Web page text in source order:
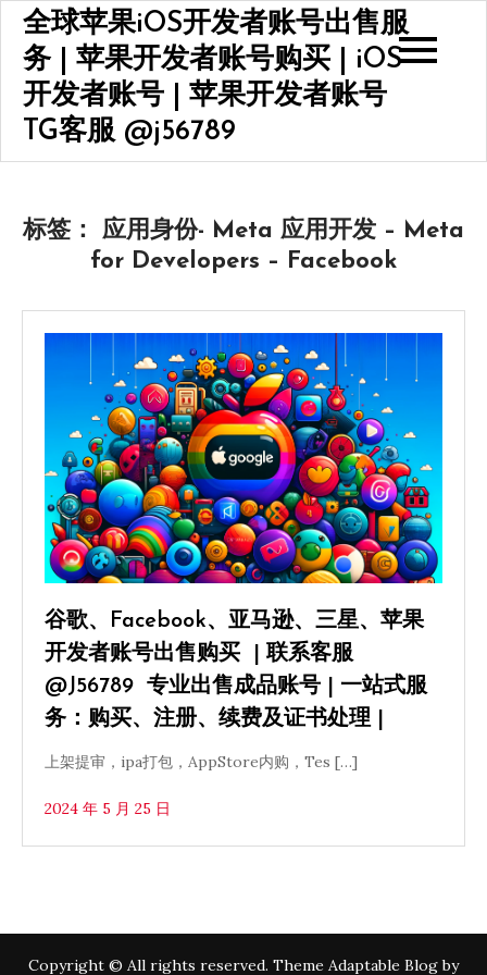
Skip
content
全球苹果iOS开发者账号出售服
务 | 苹果开发者账号购买 | iOS
开发者账号 | 苹果开发者账号
TG客服 @j56789
标签： 应用身份- Meta 应用开发 – Meta
for Developers – Facebook
谷歌、Facebook、亚马逊、三星、苹果
开发者账号出售购买 | 联系客服
@J56789 专业出售成品账号 | 一站式服
务：购买、注册、续费及证书处理 |
上架提审，ipa打包，AppStore内购，Tes […]
2024 年 5 月 25 日
Copyright © All rights reserved. Theme Adaptable Blog by